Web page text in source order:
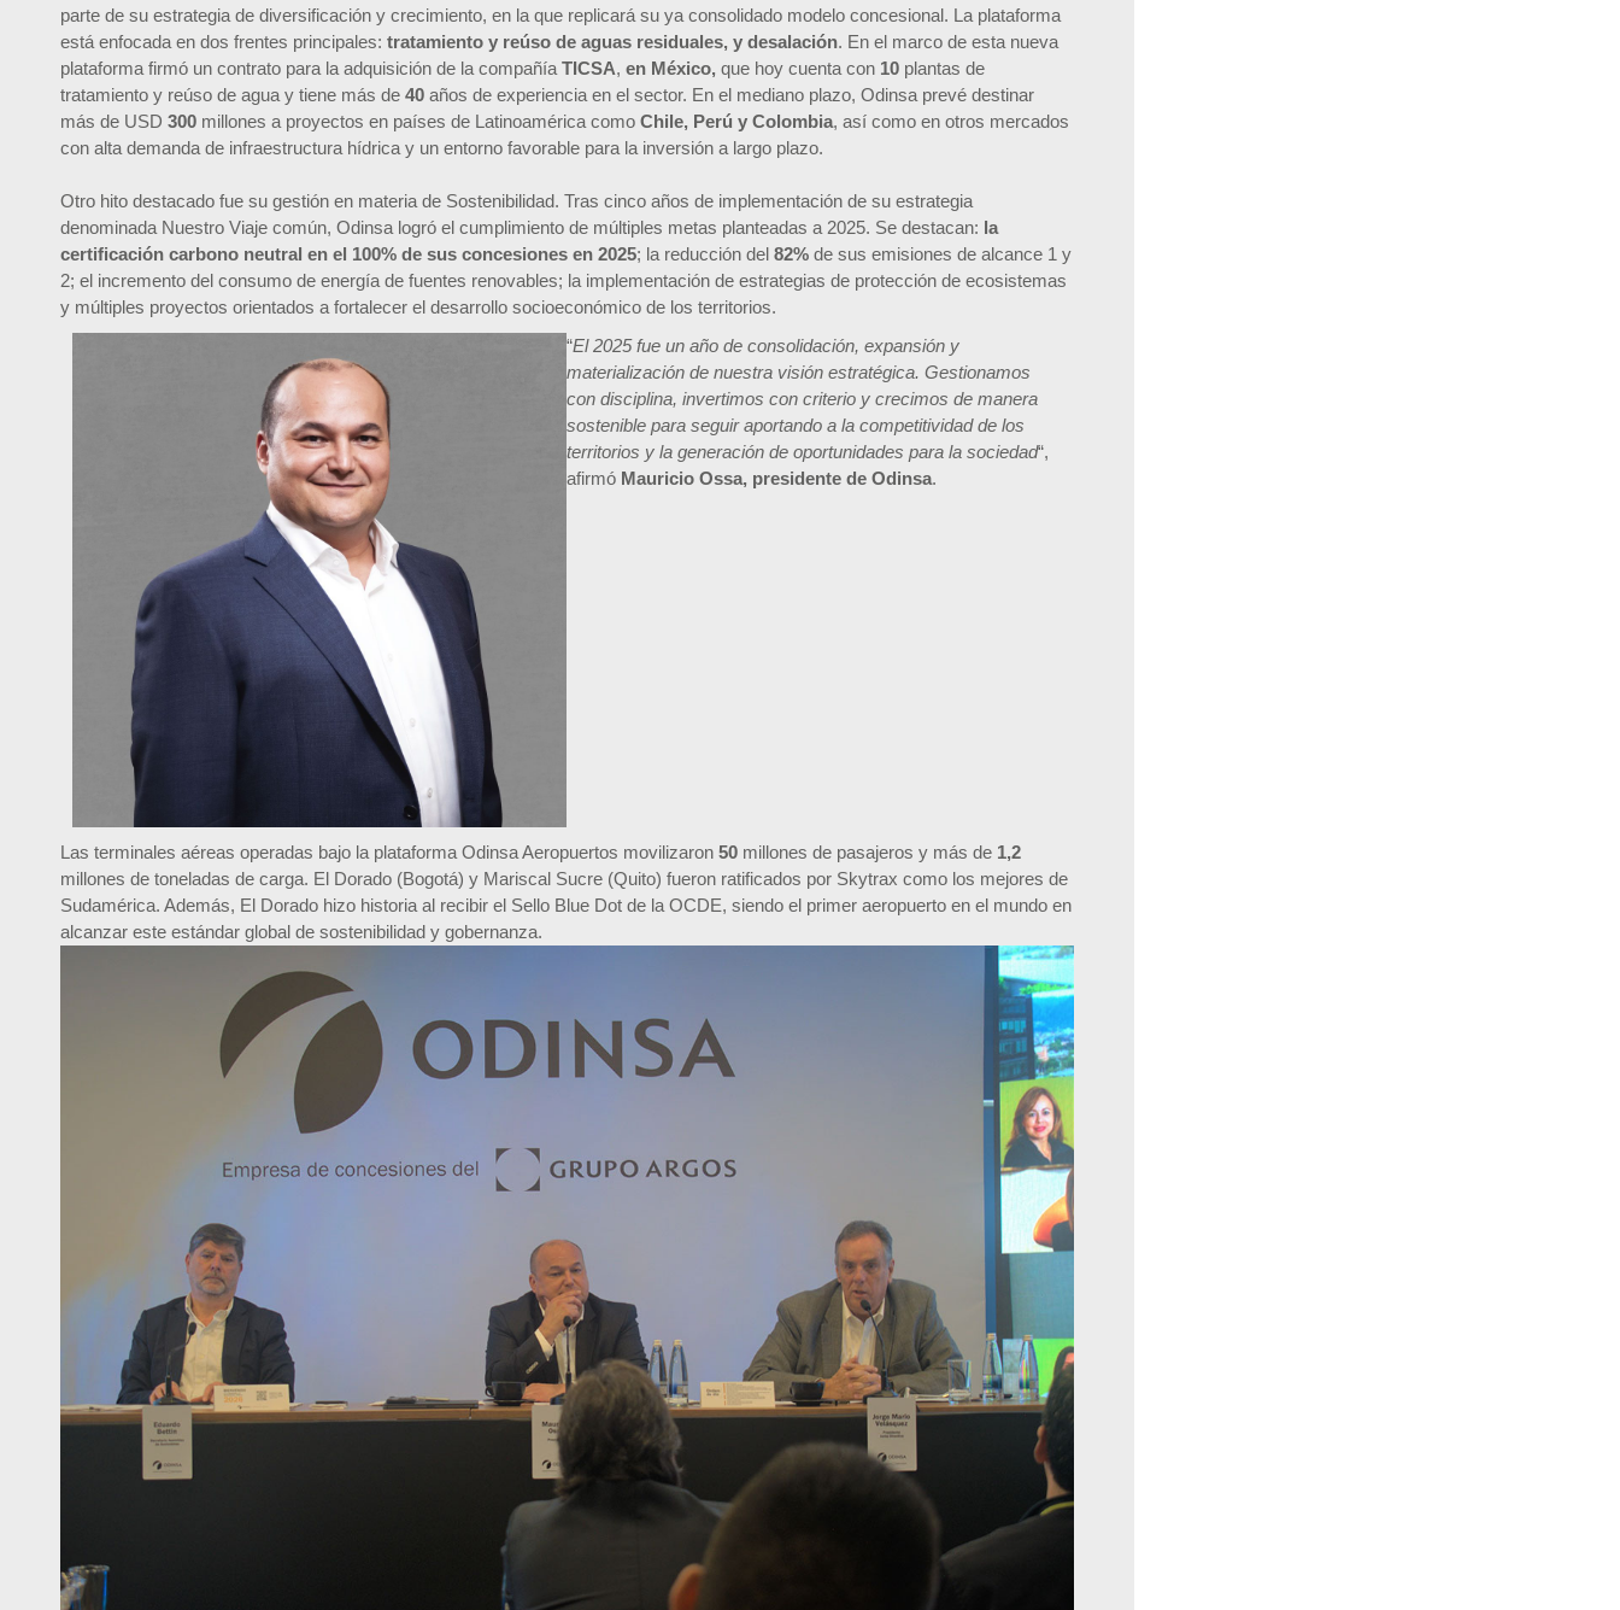
parte de su estrategia de diversificación y crecimiento, en la que replicará su ya consolidado modelo concesional. La plataforma
está enfocada en dos frentes principales: tratamiento y reúso de aguas residuales, y desalación. En el marco de esta nueva
plataforma firmó un contrato para la adquisición de la compañía TICSA, en México, que hoy cuenta con 10 plantas de
tratamiento y reúso de agua y tiene más de 40 años de experiencia en el sector. En el mediano plazo, Odinsa prevé destinar
más de USD 300 millones a proyectos en países de Latinoamérica como Chile, Perú y Colombia, así como en otros mercados
con alta demanda de infraestructura hídrica y un entorno favorable para la inversión a largo plazo.
Otro hito destacado fue su gestión en materia de Sostenibilidad. Tras cinco años de implementación de su estrategia
denominada Nuestro Viaje común, Odinsa logró el cumplimiento de múltiples metas planteadas a 2025. Se destacan: la
certificación carbono neutral en el 100% de sus concesiones en 2025; la reducción del 82% de sus emisiones de alcance 1 y
2; el incremento del consumo de energía de fuentes renovables; la implementación de estrategias de protección de ecosistemas
y múltiples proyectos orientados a fortalecer el desarrollo socioeconómico de los territorios.
“El 2025 fue un año de consolidación, expansión y
materialización de nuestra visión estratégica. Gestionamos
con disciplina, invertimos con criterio y crecimos de manera
sostenible para seguir aportando a la competitividad de los
territorios y la generación de oportunidades para la sociedad“,
afirmó Mauricio Ossa, presidente de Odinsa.
Las terminales aéreas operadas bajo la plataforma Odinsa Aeropuertos movilizaron 50 millones de pasajeros y más de 1,2
millones de toneladas de carga. El Dorado (Bogotá) y Mariscal Sucre (Quito) fueron ratificados por Skytrax como los mejores de
Sudamérica. Además, El Dorado hizo historia al recibir el Sello Blue Dot de la OCDE, siendo el primer aeropuerto en el mundo en
alcanzar este estándar global de sostenibilidad y gobernanza.